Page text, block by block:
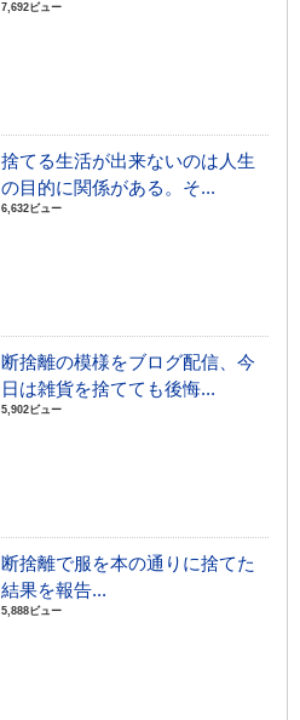
7,692ビュー
捨てる生活が出来ないのは人生
の目的に関係がある。そ...
6,632ビュー
断捨離の模様をブログ配信、今
日は雑貨を捨てても後悔...
5,902ビュー
断捨離で服を本の通りに捨てた
結果を報告...
5,888ビュー